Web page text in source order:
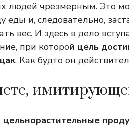
людей чрезмерным. Это
еды и, следовательно,
вес. И здесь в дело
при которой цель
. Как будто он
цельнорастительные